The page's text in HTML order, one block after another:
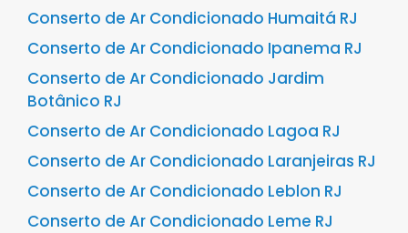
Conserto de Ar Condicionado Humaitá RJ
Conserto de Ar Condicionado Ipanema RJ
Conserto de Ar Condicionado Jardim
Botânico RJ
Conserto de Ar Condicionado Lagoa RJ
Conserto de Ar Condicionado Laranjeiras RJ
Conserto de Ar Condicionado Leblon RJ
Conserto de Ar Condicionado Leme RJ